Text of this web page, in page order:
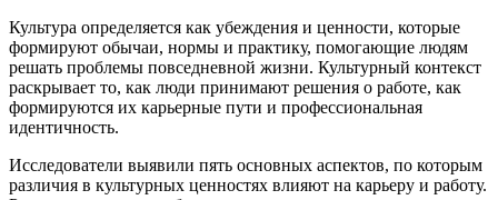
Культура определяется как убеждения и ценности, которые
формируют обычаи, нормы и практику, помогающие людям
решать проблемы повседневной жизни. Культурный контекст
раскрывает то, как люди принимают решения о работе, как
формируются их карьерные пути и профессиональная
идентичность.
Исследователи выявили пять основных аспектов, по которым
различия в культурных ценностях влияют на карьеру и работу.